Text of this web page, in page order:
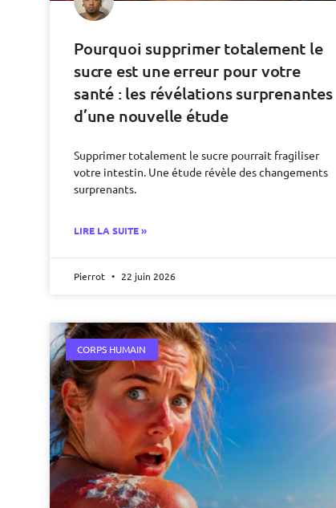
Pourquoi supprimer totalement le
sucre est une erreur pour votre
santé : les révélations surprenantes
d’une nouvelle étude
Supprimer totalement le sucre pourrait fragiliser
votre intestin. Une étude révèle des changements
surprenants.
LIRE LA SUITE »
Pierrot 22 juin 2026
CORPS HUMAIN